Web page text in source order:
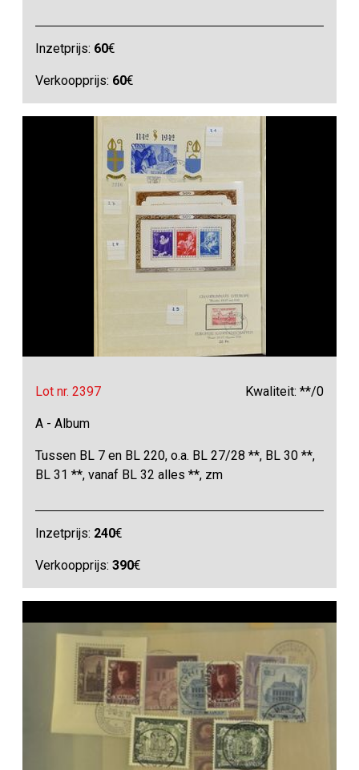
Inzetprijs: 60€
Verkoopprijs: 60€
Lot nr. 2397 Kwaliteit: **/0
A - Album
Tussen BL 7 en BL 220, o.a. BL 27/28 **, BL 30 **,
BL 31 **, vanaf BL 32 alles **, zm
Inzetprijs: 240€
Verkoopprijs:390€